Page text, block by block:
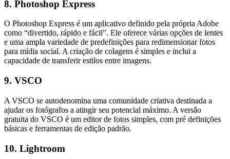
8. Photoshop Express
O Photoshop Express é um aplicativo definido pela própria Adobe
como “divertido, rápido e fácil”. Ele oferece várias opções de lentes
e uma ampla variedade de predefinições para redimensionar fotos
para mídia social. A criação de colagens é simples e inclui a
capacidade de transferir estilos entre imagens.
9. VSCO
A VSCO se autodenomina uma comunidade criativa destinada a
ajudar os fotógrafos a atingir seu potencial máximo. A versão
gratuita do VSCO é um editor de fotos simples, com pré definições
básicas e ferramentas de edição padrão.
10. Lightroom